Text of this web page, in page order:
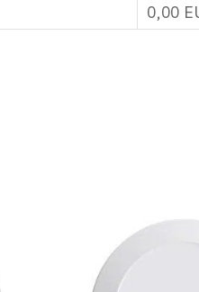
0,00